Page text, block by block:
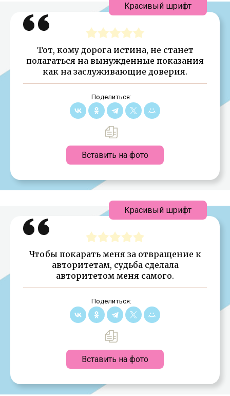
Тот, кому дорога истина, не станет
полагаться на вынужденные показания
как на заслуживающие доверия.
Поделиться:
Вставить на фото
Красивый шрифт
Чтобы покарать меня за отвращение к
авторитетам, судьба сделала
авторитетом меня самого.
Поделиться:
Вставить на фото
Красивый шрифт